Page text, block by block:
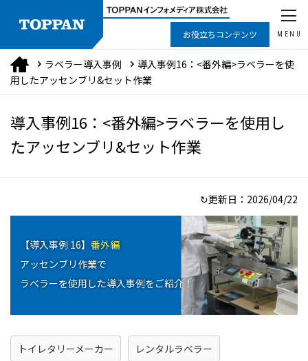
お役立ちコンテンツ MENU
ラベラー導入事例
導入事例16：<番外編>ラベラーを使
用したアッセンブリ&セット作業
導入事例16：<番外編>ラベラーを使用し
たアッセンブリ&セット作業
↻更新日： 2026/04/22
【導入事例 16】 番外編
アッセンブリ作業で
ラベラーを使用した導入事例をご紹介！
トイレタリーメーカー レンタルラベラー